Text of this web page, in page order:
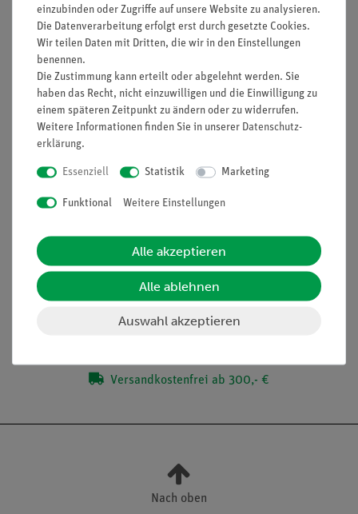
werden kann.
Vorteile
Bausteinen nötig - übersichtlicherer und schnellerer
Aufbau
Kontaktsicherheit durch puzzelartig verzahnbare
Bausteine
Hartvergoldete, korrosionsbeständige Kontakte
Ober- und reelle Bauteile auf der Unterseite sichtbar
Lieferumfang
Media / Downloads
Versandkostenfrei ab 300,- €
Nach oben
einzubinden oder Zugriffe auf unsere Website zu analysieren.
Die Datenverarbeitung erfolgt erst durch gesetzte Cookies.
Wir teilen Daten mit Dritten, die wir in den Einstellungen
benennen.
Die Zustimmung kann erteilt oder abgelehnt werden. Sie
haben das Recht, nicht einzuwilligen und die Einwilligung zu
einem späteren Zeitpunkt zu ändern oder zu widerrufen.
Weitere Informationen finden Sie in unserer Daten­schutz­
erklärung.
Essenziell Statistik Marketing
Funktional Weitere Einstellungen
Alle akzeptieren
Alle ablehnen
Auswahl akzeptieren